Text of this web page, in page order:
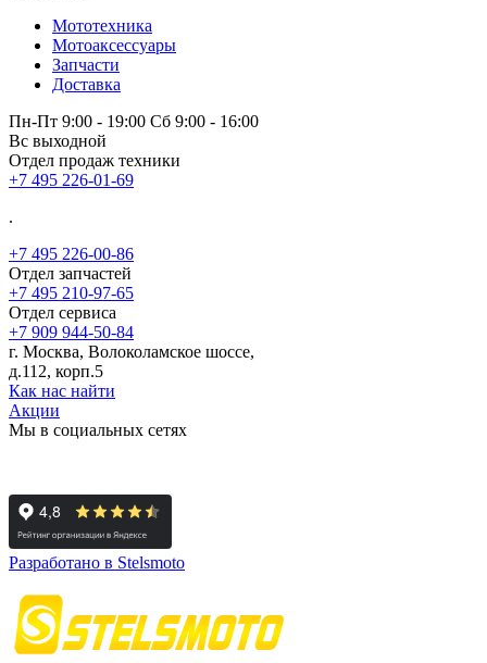
Мототехника
Мотоаксессуары
Запчасти
Доставка
Пн-Пт 9:00 - 19:00 Сб 9:00 - 16:00
Вс выходной
Отдел продаж техники
+7 495 226-01-69
.
+7 495 226-00-86
Отдел запчастей
+7 495 210-97-65
Отдел сервиса
+7 909 944-50-84
г. Москва, Волоколамское шоссе,
д.112, корп.5
Как нас найти
Акции
Мы в социальных сетях
Разработано в Stelsmoto